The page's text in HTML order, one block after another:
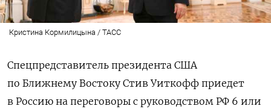
Кристина Кормилицына / ТАСС
Спецпредставитель президента США
по Ближнему Востоку Стив Уиткофф приедет
в Россию на переговоры с руководством РФ 6 или